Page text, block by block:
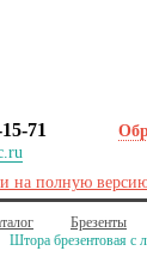
71
на полную
Брезенты
Штора брезентовая с